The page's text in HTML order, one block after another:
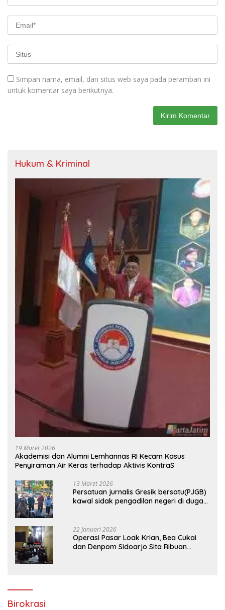
Simpan nama, email, dan situs web saya pada peramban ini
untuk komentar saya berikutnya.
Hukum & Kriminal
19 Maret 2026
Akademisi dan Alumni Lemhannas RI Kecam Kasus
Penyiraman Air Keras terhadap Aktivis KontraS
13 Maret 2026
Persatuan jurnalis Gresik bersatu(PJGB)
kawal sidak pengadilan negeri di duga
22 Januari 2026
Operasi Pasar Loak Krian, Bea Cukai
dan Denpom Sidoarjo Sita Ribuan
Birokrasi